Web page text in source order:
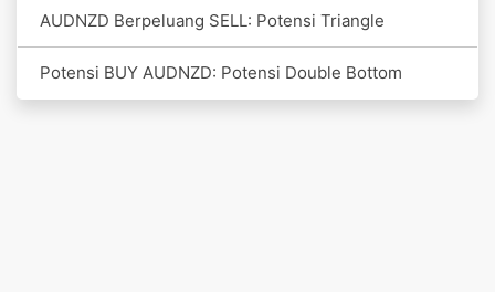
AUDNZD Berpeluang SELL: Potensi Triangle
Potensi BUY AUDNZD: Potensi Double Bottom